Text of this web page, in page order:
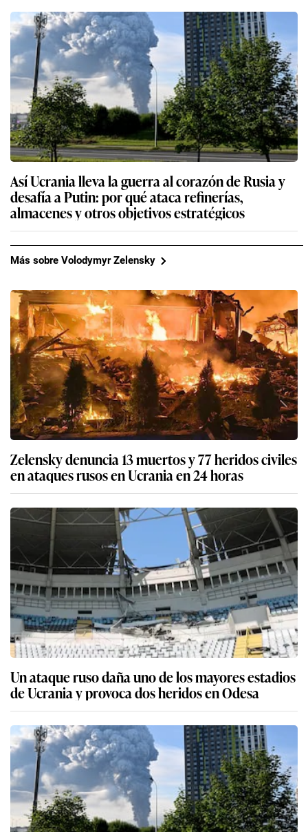
Así Ucrania lleva la guerra al corazón de Rusia y
desafía a Putin: por qué ataca refinerías,
almacenes y otros objetivos estratégicos
Más sobre Volodymyr Zelensky
Zelensky denuncia 13 muertos y 77 heridos civiles
en ataques rusos en Ucrania en 24 horas
Un ataque ruso daña uno de los mayores estadios
de Ucrania y provoca dos heridos en Odesa